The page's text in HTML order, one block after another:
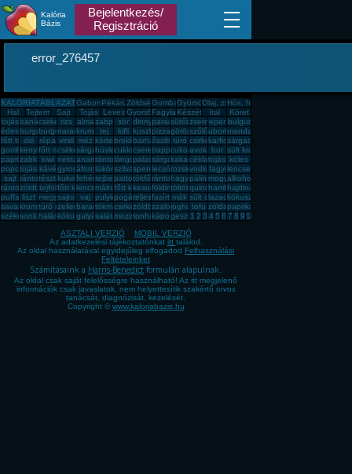
Kalória
Bázis
Bejelentkezés/
Regisztráció
error_276457
KALÓRIATÁBLÁZATGabona, mag, örlemény
Pékáru, édesség, sütemény, rágcsa, tészta
Zöldség, fűszer
GombaGyümölcsOlaj, zsíradékHús, húskészítmény
Hal
TejtermékSajt Tojás Leves Gyorsfagyasztott, dobozos, konzerv étel
Fagylalt, jégkrém
Készétel Ital
Köret
tojás banáncsirkemell
rizs alma zabpehely
sör dinnyeparadicsom
sütőtökzsemleeper bulgur
édesburgonya
burgonyaburgonyanarancskrumplitej kifli kuszkusz
pizzagörögdinnye
szőlőuborkamandarin
főtt tojás
dió répa virsli méz körte brokkolibarnarizsőszibarack
túró csirkecomb
karfiolsárgadinnye
gombakenyérfőtt rizscsirkemájsárgarépa
húslevescukkinicseresznyetrappista sajt
cukoravokádó
bor sült krumpli
paprikazabkása
kiwi nektarinananászrántott hús
lángospalacsintasárgabarack
kakaós csiga
céklatojásfehérje
köles
popcorntojásrántotta
kávégyrosáfonyatükörtojás
szilvaspenótlecsórozskenyér
vodkafagyi lencse
sajt rántott csirkemell
tésztakukoricafehér kenyér
tejbegrízpattogatott kukorica
tökfőzelék
rántottahagymapálinkamogyoróalkohol
rántott sajt
zöldbabtejfölfőtt kukorica
lencsefőzelék
málnafőtt krumpli
kesudióföldimogyoró
töltött káposzta
quinoahamburger
hajdina
puffasztott rizs
liszt meggysajtos pogácsa
vaj pulykamell
pogácsateljes kiőrlésû kenyér
fasírt mák sült csirkecomb
lazackókuszzsír
savanyú káposzta
krumplipüré
túró rudizellerbaracktökmagcsirkemell sonka
zöldbabfőzelék
szalonnajoghurttofu zöldalmapaprikás krumpli
székelykáposzta
sonkahalászlékókuszreszelék
gulyásleves
salátamozzarella
tonhalkáposztagesztenye
1 2 3 4 5 6 7 8 9 10
ASZTALI VERZIÓ
MOBIL VERZIÓ
Az adatkezelési tájékoztatónkat itt találod.
Az oldal használatával egyidejűleg elfogadod Felhasználási
Feltételeinket
Számításaink a Harris-Benedict formulán alapulnak.
Az oldal csak saját felelősségre használható! Az itt megjelenő
információk csak javaslatok, nem helyettesítik szakértő orvos
tanácsát, diagnózisát, kezelését.
Copyright © www.kaloriabazis.hu